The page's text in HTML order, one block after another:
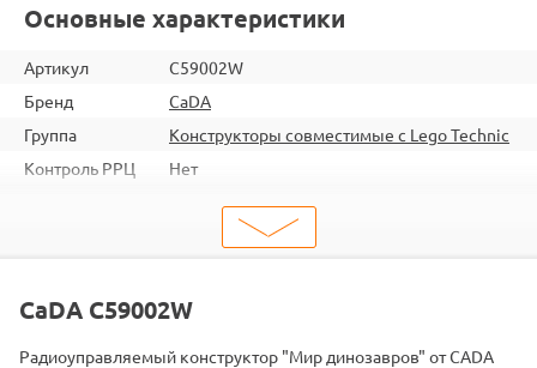
Основные характеристики
Артикул
C59002W
Бренд
CaDA
Группа
Конструкторы совместимые с Lego Technic
Контроль РРЦ
Нет
ШтрихКод
2000000075754
CaDA C59002W
Радиоуправляемый конструктор "Мир динозавров" от CADA